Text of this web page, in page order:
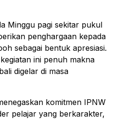
Minggu pagi sekitar pukul
penghargaan kepada
sebagai bentuk apresiasi.
ini penuh makna
digelar di masa
komitmen IPNW
pelajar yang berkarakter,